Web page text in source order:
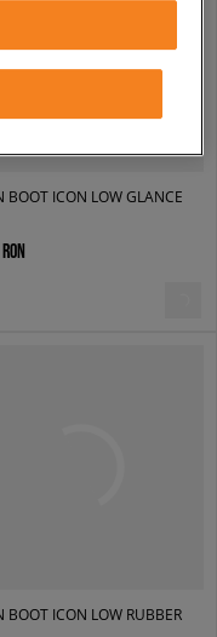
BOOT ICON LOW GLANCE
BOOT ICON LOW RUBBER